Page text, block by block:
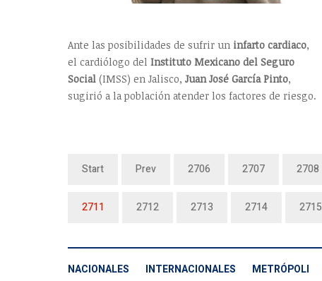
Ante las posibilidades de sufrir un infarto cardiaco,
el cardiólogo del Instituto Mexicano del Seguro
Social (IMSS) en Jalisco, Juan José García Pinto,
sugirió a la población atender los factores de riesgo.
Start Prev 2706 2707 2708
2711 2712 2713 2714 2715
NACIONALES INTERNACIONALES METRÓPOLI